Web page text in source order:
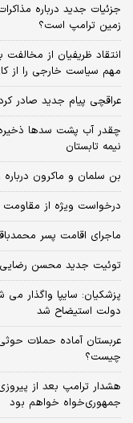
جزئیات جدید درباره
زمین ترامپ است؟
انتقاد ظریفیان از مخالفت
مهم سیاست خارجی را از
عراقچی پیام جدید صادر
چقدر آب پشت سدها
نیمه تابستان
بن سلمان و ماکرون
درخواست ویژه از مقاومت
ماجرای اقامت پسر
توئیت جدید محسن رضایی
پزشکیان: سایپا واگذار می
دولت استیضاح شد
عربستان آماده حملات
چیست؟
هشدار ترامپ بعد از
جمهوری‌خواه خواهم بود